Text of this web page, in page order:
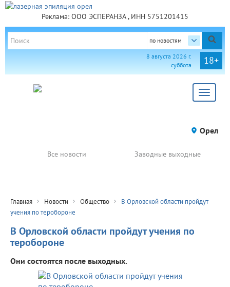
Реклама: ООО ЭСПЕРАНЗА , ИНН 5751201415
по новостям
18+
8 августа 2026 г.
суббота
Toggle
Орел
Все новости Заводные выходные
Главная Новости Общество
В Орловской области пройдут
учения по теробороне
В Орловской области пройдут учения по
теробороне
Они состоятся после выходных.